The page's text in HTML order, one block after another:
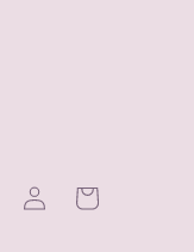
Connexion Panier